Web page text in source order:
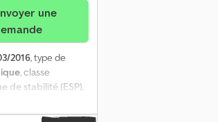
2016, type de
, classe
de stabilité (ESP),
? Année de
? Boîte de vitesses